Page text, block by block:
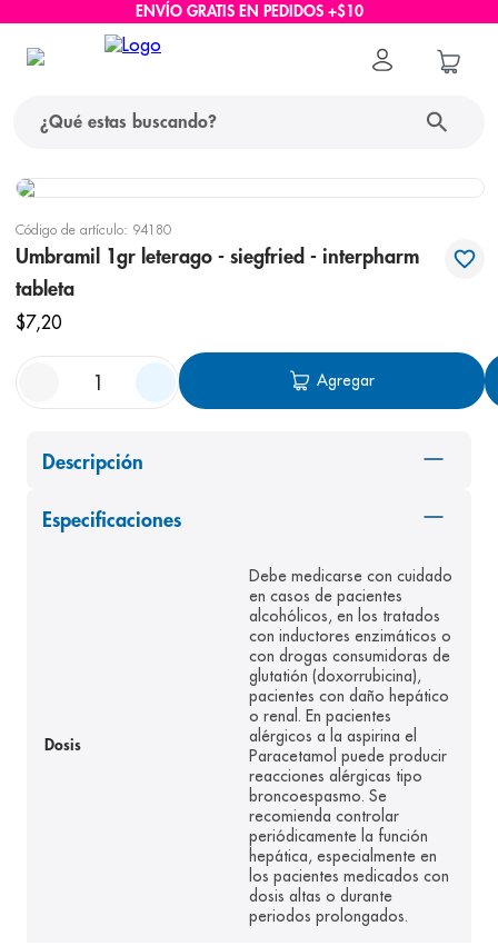
ENVÍO GRATIS EN PEDIDOS +$10
Código de artículo: 94180
Umbramil 1gr leterago - siegfried - interpharm
tableta
$7,20
Agregar
Descripción
Especificaciones
Dosis
Debe medicarse con cuidado
en casos de pacientes
alcohólicos, en los tratados
con inductores enzimáticos o
con drogas consumidoras de
glutatión (doxorrubicina),
pacientes con daño hepático
o renal. En pacientes
alérgicos a la aspirina el
Paracetamol puede producir
reacciones alérgicas tipo
broncoespasmo. Se
recomienda controlar
periódicamente la función
hepática, especialmente en
los pacientes medicados con
dosis altas o durante
periodos prolongados.
términos más buscados
1. protector solar
2. pañales
3.
5. nivea
8. pediasure